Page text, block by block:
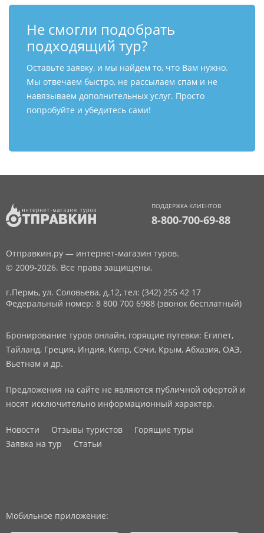
Не смогли подобрать
подходящий тур?
Оставьте заявку, и мы найдем то, что Вам нужно.
Мы отвечаем быстро, не рассылаем спам и не
навязываем дополнительных услуг. Просто
попробуйте и убедитесь сами!
ПОДДЕРЖКА КЛИЕНТОВ
8-800-700-69-88
Отправкин.ру — интернет-магазин туров.
© 2009-2026. Все права защищены.
г.Пермь, ул. Соловьева, д.12, тел: (342) 255 42 17
Федеральный номер: 8 800 700 6988 (звонок бесплатный)
Бронирование туров онлайн, горящие путевки: Египет,
Тайланд, Греция, Индия, Кипр, Сочи, Крым, Абхазия, ОАЭ,
Вьетнам и др.
Предложения на сайте не являются публичной офертой и
носят исключительно информационный характер.
Новости Отзывы туристов
Горящие туры
Заявка на тур
Статьи
Мобильное приложение: